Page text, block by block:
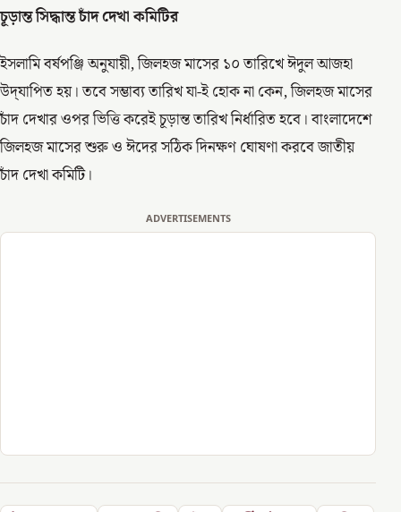
চূড়ান্ত সিদ্ধান্ত চাঁদ দেখা কমিটির
ইসলামি বর্ষপঞ্জি অনুযায়ী, জিলহজ মাসের ১০ তারিখে ঈদুল আজহা
উদ্‌যাপিত হয়। তবে সম্ভাব্য তারিখ যা-ই হোক না কেন, জিলহজ মাসের
চাঁদ দেখার ওপর ভিত্তি করেই চূড়ান্ত তারিখ নির্ধারিত হবে। বাংলাদেশে
জিলহজ মাসের শুরু ও ঈদের সঠিক দিনক্ষণ ঘোষণা করবে জাতীয়
চাঁদ দেখা কমিটি।
ADVERTISEMENTS